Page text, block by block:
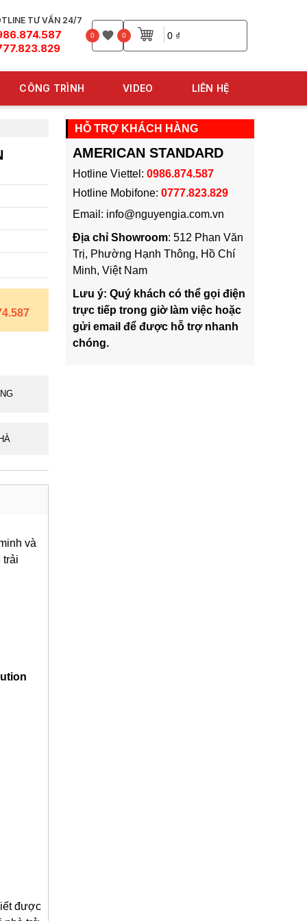
TƯ VẤN 24/7
0 0 ₫
0
CÔNG TRÌNH VIDEO LIÊN HỆ
và
trải
được
HỖ TRỢ KHÁCH HÀNG
AMERICAN STANDARD
Hotline Viettel: 0986.874.587
Hotline Mobifone: 0777.823.829
Email: info@nguyengia.com.vn
Địa chỉ Showroom: 512 Phan Văn
Trị, Phường Hạnh Thông, Hồ Chí
Minh, Việt Nam
Lưu ý: Quý khách có thể gọi điện
trực tiếp trong giờ làm việc hoặc
gửi email để được hỗ trợ nhanh
chóng.